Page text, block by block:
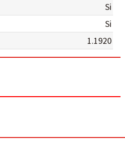
Si
Si
1.1920